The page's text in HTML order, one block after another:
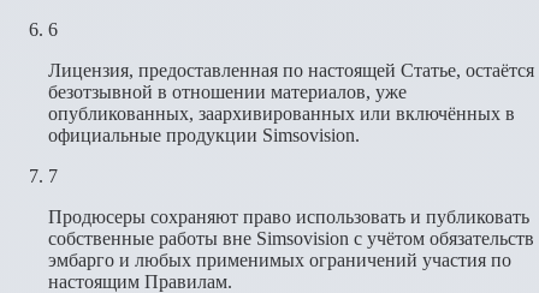
6
Лицензия, предоставленная по настоящей Статье, остаётся
безотзывной в отношении материалов, уже
опубликованных, заархивированных или включённых в
официальные продукции Simsovision.
7
Продюсеры сохраняют право использовать и публиковать
собственные работы вне Simsovision с учётом обязательств
эмбарго и любых применимых ограничений участия по
настоящим Правилам.